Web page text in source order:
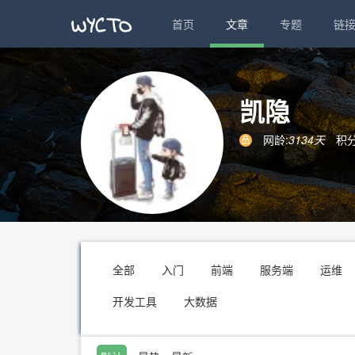
首页 文章 专题 链接
凯隐
网龄:3134天 积
全部 入门 前端 服务端 运维
开发工具
大数据